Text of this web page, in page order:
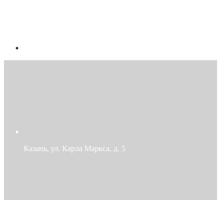
Казань, ул. Карла Маркса, д. 5